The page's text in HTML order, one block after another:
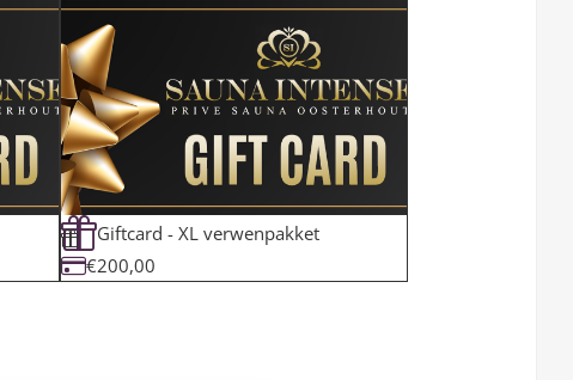
Giftcard - XL verwenpakket
€200,00